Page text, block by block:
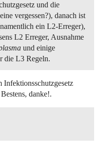
und die
vergessen?), danach ist
ein L2-Erreger),
L2 Erreger, Ausnahme
und einige
die L3 Regeln.
danke!.